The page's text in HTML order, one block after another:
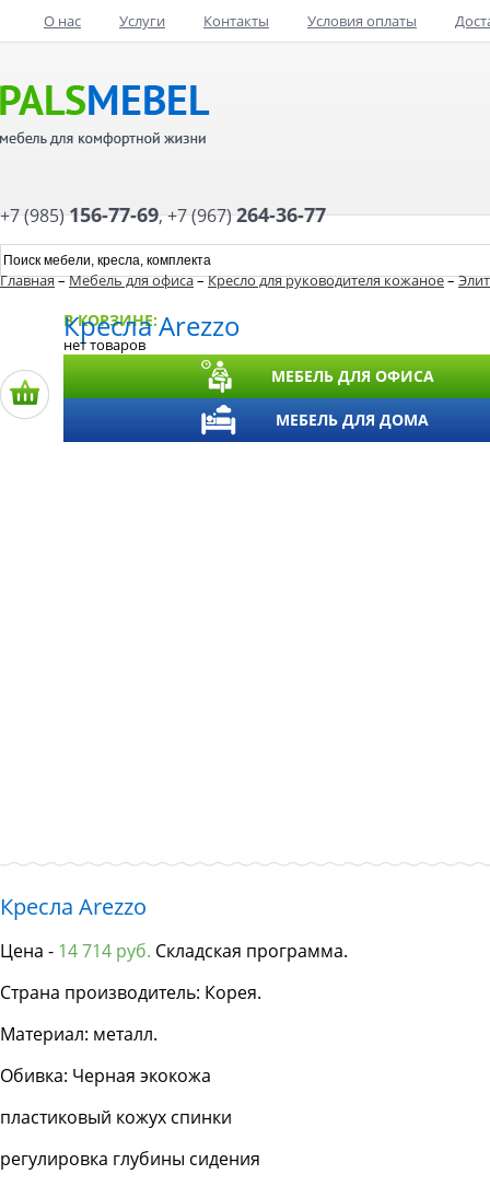
О нас Услуги Контакты Условия оплаты
+7 (985)156-77-69,+7 (967)264-36-77
В КОРЗИНЕ:
нет товаров
МЕБЕЛЬ ДЛЯ ОФИСА
МЕБЕЛЬ ДЛЯ ДОМА
Главная–Мебель для офиса–Кресло для руководителя кожаное–
Кресла Arezzo
Кресла Arezzo
Цена - 14 714 руб. Складская программа.
Страна производитель: Корея.
Материал: металл.
Обивка: Черная экокожа
пластиковый кожух спинки
регулировка глубины сидения